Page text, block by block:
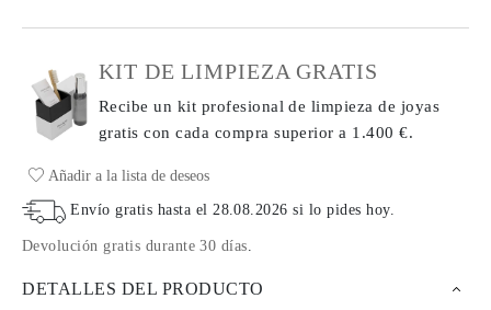
KIT DE LIMPIEZA GRATIS
Recibe un kit profesional de limpieza de joyas
gratis con cada comprasuperior a 1.400 €.
Añadir a la lista de deseos
Envío gratis hasta el28.08.2026 si lo pides hoy.
Devolución gratis durante 30 días.
DETALLES DEL PRODUCTO